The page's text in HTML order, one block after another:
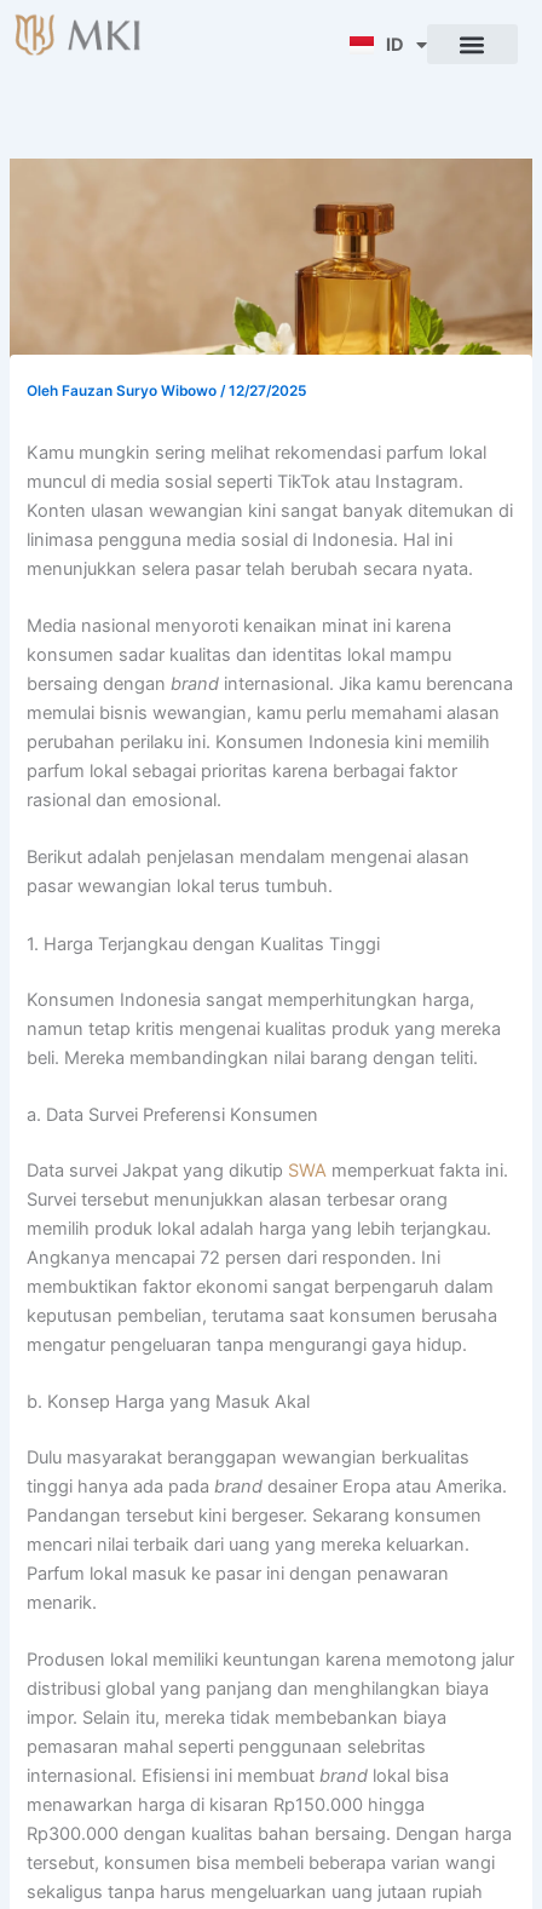
Lewati
ke
ID
ENG
OlehFauzan Suryo Wibowo /12/27/2025
Kamu mungkin sering melihat rekomendasi parfum lokal
muncul di media sosial seperti TikTok atau Instagram.
Konten ulasan wewangian kini sangat banyak ditemukan di
linimasa pengguna media sosial di Indonesia. Hal ini
menunjukkan selera pasar telah berubah secara nyata.
Media nasional menyoroti kenaikan minat ini karena
konsumen sadar kualitas dan identitas lokal mampu
bersaing denganbrand internasional. Jika kamu berencana
memulai bisnis wewangian, kamu perlu memahami alasan
perubahan perilaku ini. Konsumen Indonesia kini memilih
parfum lokal sebagai prioritas karena berbagai faktor
rasional dan emosional.
Berikut adalah penjelasan mendalam mengenai alasan
pasar wewangian lokal terus tumbuh.
1. Harga Terjangkau dengan Kualitas Tinggi
Konsumen Indonesia sangat memperhitungkan harga,
namun tetap kritis mengenai kualitas produk yang mereka
beli. Mereka membandingkan nilai barang dengan teliti.
a. Data Survei Preferensi Konsumen
Data survei Jakpat yang dikutip SWA memperkuat fakta ini.
Survei tersebut menunjukkan alasan terbesar orang
memilih produk lokal adalah harga yang lebih terjangkau.
Angkanya mencapai 72 persen dari responden. Ini
membuktikan faktor ekonomi sangat berpengaruh dalam
keputusan pembelian, terutama saat konsumen berusaha
mengatur pengeluaran tanpa mengurangi gaya hidup.
b. Konsep Harga yang Masuk Akal
Dulu masyarakat beranggapan wewangian berkualitas
tinggi hanya ada padabrand desainer Eropa atau Amerika.
Pandangan tersebut kini bergeser. Sekarang konsumen
mencari nilai terbaik dari uang yang mereka keluarkan.
Parfum lokal masuk ke pasar ini dengan penawaran
menarik.
Produsen lokal memiliki keuntungan karena memotong jalur
distribusi global yang panjang dan menghilangkan biaya
impor. Selain itu, mereka tidak membebankan biaya
pemasaran mahal seperti penggunaan selebritas
internasional. Efisiensi ini membuatbrand lokal bisa
menawarkan harga di kisaran Rp150.000 hingga
Rp300.000 dengan kualitas bahan bersaing. Dengan harga
tersebut, konsumen bisa membeli beberapa varian wangi
sekaligus tanpa harus mengeluarkan uang jutaan rupiah